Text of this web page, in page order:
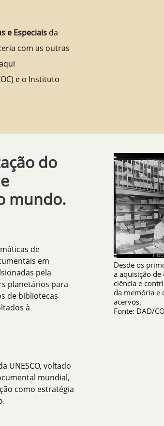
e Especiais da
com as outras
e o Instituto
do
mundo.
de
em
pela
planetários para
de bibliotecas
à
UNESCO, voltado
mundial,
como estratégia
Desde os
a aquisição de
ciência e
da memória e
acervos.
Fonte: DAD/